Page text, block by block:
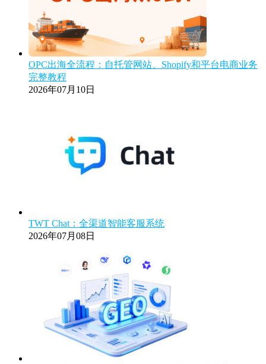
OPC出海全流程：自托管网站、Shopify和平台电商业务
完整教程
2026年07月10日
TWT Chat：全渠道智能客服系统
2026年07月08日